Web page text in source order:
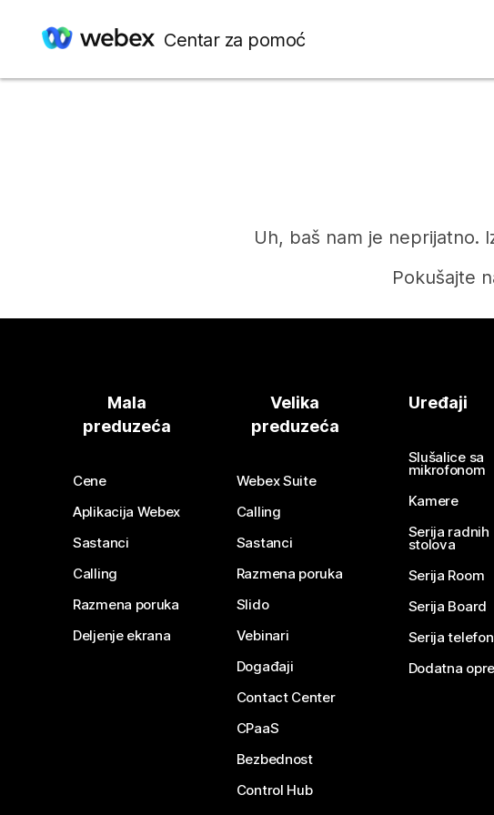
Centar za pomoć
Uh, baš nam je neprijatno.
Pokušajte
Mala
preduzeća
Cene
Aplikacija Webex
Sastanci
Calling
Razmena poruka
Deljenje ekrana
Velika
preduzeća
Webex Suite
Calling
Sastanci
Razmena poruka
Slido
Vebinari
Događaji
Contact Center
CPaaS
Bezbednost
Control Hub
Uređaji
Slušalice sa
mikrofonom
Kamere
Serija radnih
stolova
Serija Room
Serija Board
Serija
Dodatna